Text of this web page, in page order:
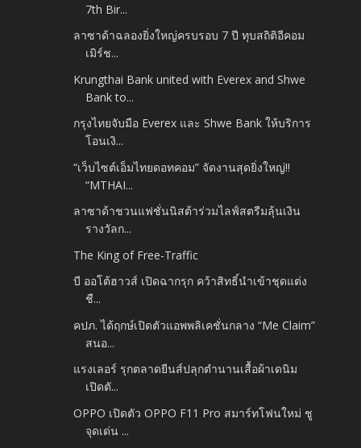
7th Bir...
ลาซาด้าฉลองยิ่งใหญ่ครบรอบ 7 ปี ทุบสถิติอีคอม
เมิร์ช...
Krungthai Bank united with Everex and Shwe
Bank to...
กรุงไทยจับมือ Everex และ Shwe Bank ให้บริการ
โอนเงิ...
“เว็บไซต์เอ็มไทยดอทคอม” จัดงานสุดยิ่งใหญ่!!
“MTHAI...
ลาซาด้าชวนแฟชั่นนิสต้าร่วมไลฟ์สตรีมลุ้นเงิน
รางวัลก...
The King of Free-Traffic
บี ออโต้ฮาวส์ เปิดฉากรุก คว้าสิทธิ์นำเข้าชุดแต่ง
ชื...
คปภ. ได้ฤกษ์เปิดตัวแอพพลิเคชั่นกลาง “Me Claim”
สนอ...
แรงเลอร์ รุกตลาดยีนส์ปลุกตำนานเสื้อผ้าเดนิม
เปิดตั...
OPPO เปิดตัว OPPO F11 Pro สมาร์ทโฟนใหม่ ชู
จุดเด่น ...